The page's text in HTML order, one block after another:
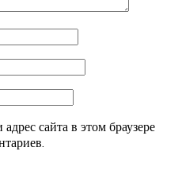
сайта в этом браузере